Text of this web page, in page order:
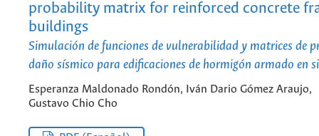
probability matrix for reinforced concrete
buildings
Simulación de funciones de vulnerabilidad y matrices de
daño sísmico para edificaciones de hormigón armado en
Esperanza Maldonado Rondón, Iván Dario Gómez Araujo,
Gustavo Chio Cho